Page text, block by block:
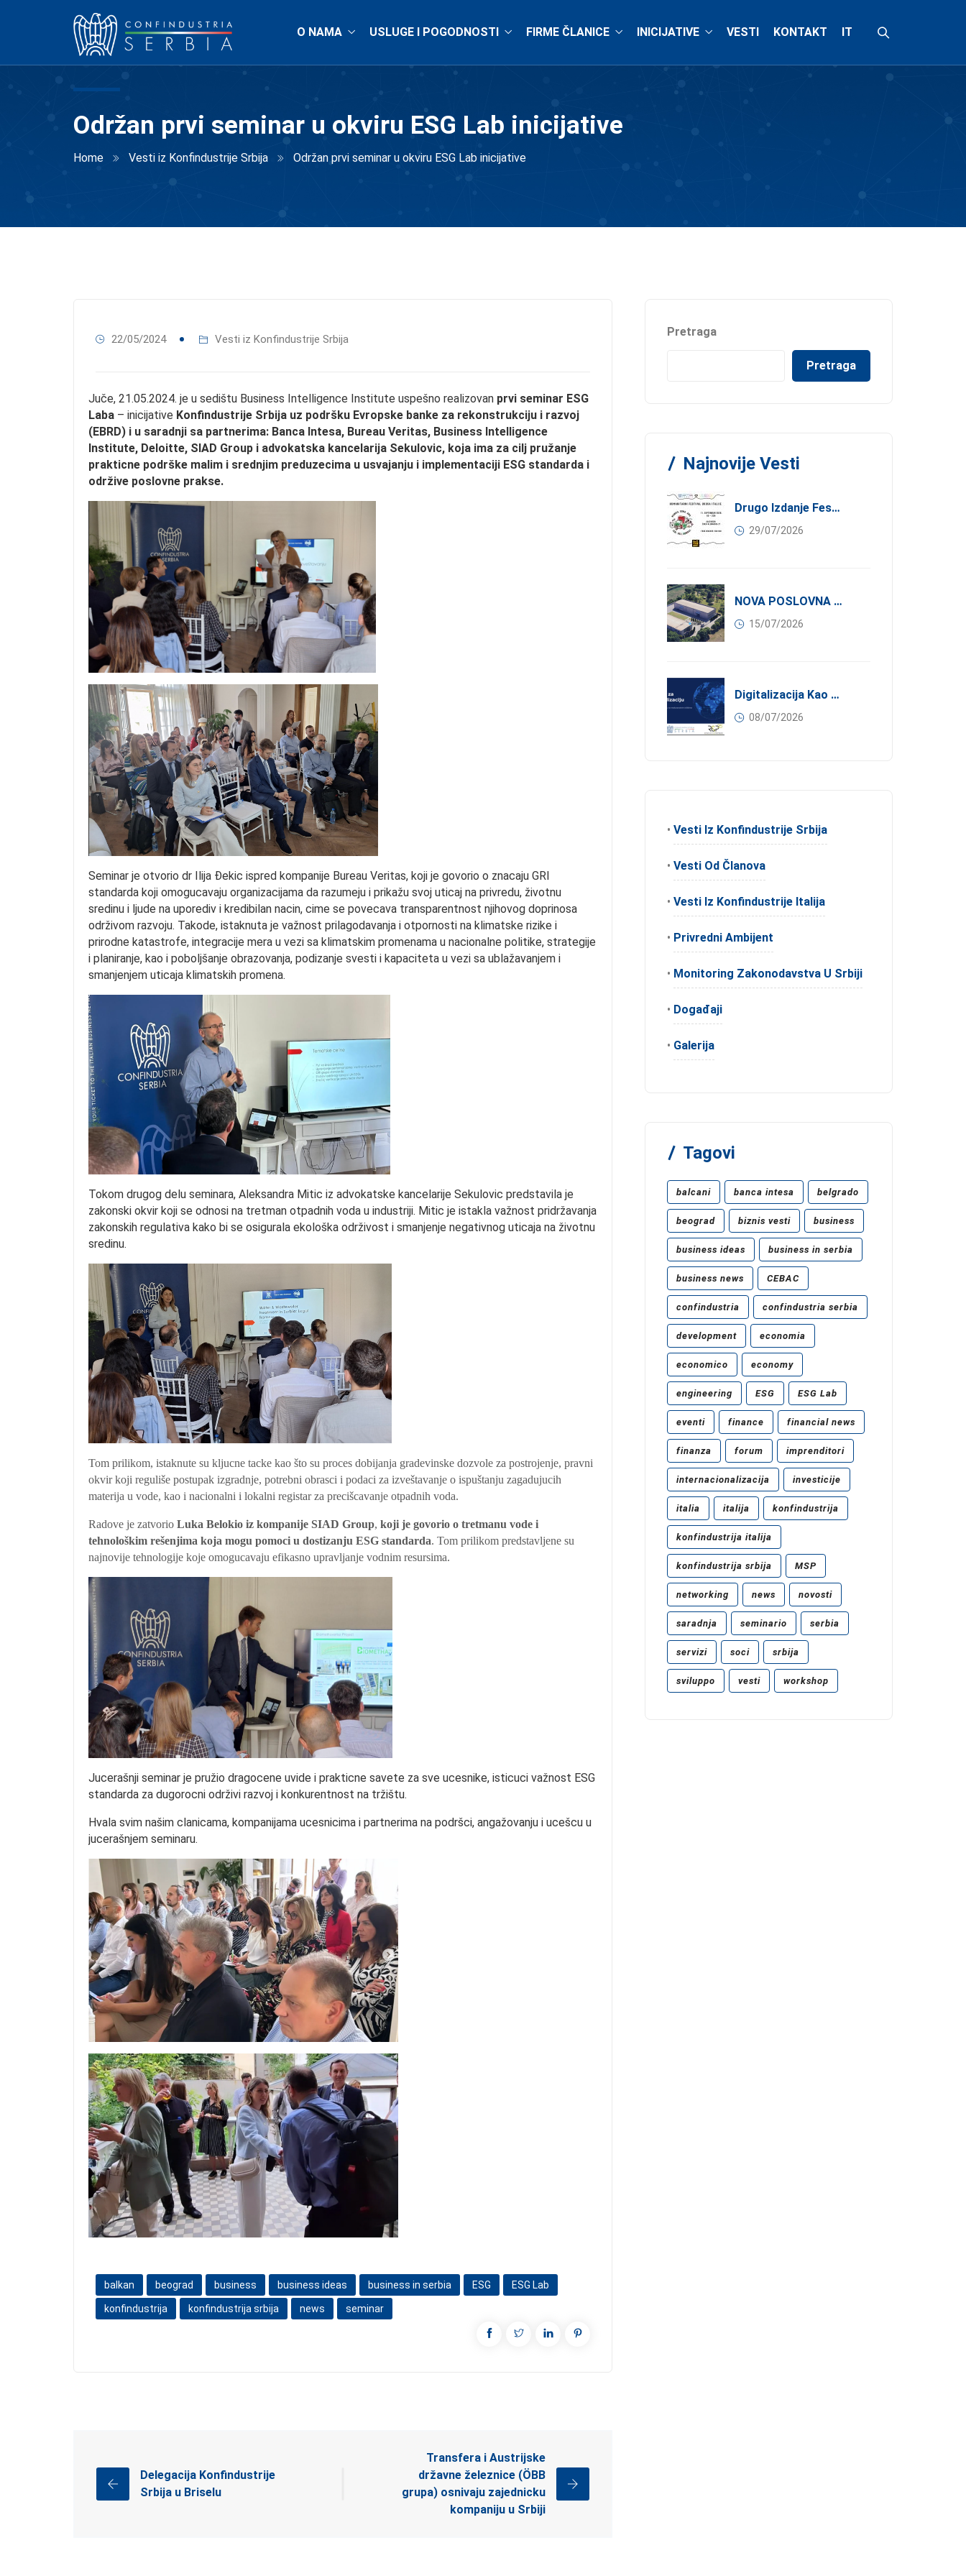
O NAMA USLUGE I POGODNOSTI FIRME ČLANICE INICIJATIVE VESTI KONTAKT IT
Održan prvi seminar u okviru ESG Lab inicijative
Home Vesti iz Konfindustrije Srbija Održan prvi seminar u okviru ESG Lab inicijative
22/05/2024 Vesti iz Konfindustrije Srbija
Juče, 21.05.2024. je u sedištu Business Intelligence Institute uspešno realizovan prvi seminar ESG
Laba – inicijative Konfindustrije Srbija uz podršku Evropske banke za rekonstrukciju i razvoj
(EBRD) i u saradnji sa partnerima: Banca Intesa, Bureau Veritas, Business Intelligence
Institute, Deloitte, SIAD Group i advokatska kancelarija Sekulovic, koja ima za cilj pružanje
prakticne podrške malim i srednjim preduzecima u usvajanju i implementaciji ESG standarda i
održive poslovne prakse.
Seminar je otvorio dr Ilija Ðekic ispred kompanije Bureau Veritas, koji je govorio o znacaju GRI
standarda koji omogucavaju organizacijama da razumeju i prikažu svoj uticaj na privredu, životnu
sredinu i ljude na uporediv i kredibilan nacin, cime se povecava transparentnost njihovog doprinosa
održivom razvoju. Takode, istaknuta je važnost prilagodavanja i otpornosti na klimatske rizike i
prirodne katastrofe, integracije mera u vezi sa klimatskim promenama u nacionalne politike, strategije
i planiranje, kao i poboljšanje obrazovanja, podizanje svesti i kapaciteta u vezi sa ublažavanjem i
smanjenjem uticaja klimatskih promena.
Tokom drugog delu seminara, Aleksandra Mitic iz advokatske kancelarije Sekulovic predstavila je
zakonski okvir koji se odnosi na tretman otpadnih voda u industriji. Mitic je istakla važnost pridržavanja
zakonskih regulativa kako bi se osigurala ekološka održivost i smanjenje negativnog uticaja na životnu
sredinu.
Tom prilikom, istaknute su kljucne tacke kao što su proces dobijanja gradevinske dozvole za postrojenje, pravni
okvir koji reguliše postupak izgradnje, potrebni obrasci i podaci za izveštavanje o ispuštanju zagadujucih
materija u vode, kao i nacionalni i lokalni registar za precišcavanje otpadnih voda.
Radove je zatvorio Luka Belokio iz kompanije SIAD Group, koji je govorio o tretmanu vode i
tehnološkim rešenjima koja mogu pomoci u dostizanju ESG standarda. Tom prilikom predstavljene su
najnovije tehnologije koje omogucavaju efikasno upravljanje vodnim resursima.
Jucerašnji seminar je pružio dragocene uvide i prakticne savete za sve ucesnike, isticuci važnost ESG
standarda za dugorocni održivi razvoj i konkurentnost na tržištu.
Hvala svim našim clanicama, kompanijama ucesnicima i partnerima na podršci, angažovanju i ucešcu u
jucerašnjem seminaru.
balkan beograd business business ideas business in serbia ESG ESG Lab
konfindustrija konfindustrija srbija news seminar
Delegacija Konfindustrije
Srbija u Briselu
Transfera i Austrijske
državne železnice (ÖBB
grupa) osnivaju zajednicku
kompaniju u Srbiji
Pretraga
Pretraga
Najnovije Vesti
Drugo Izdanje Festivala JEDI.VOLI.DONIRAJ: Spoj Gastronomije I Solidarnosti
29/07/2026
NOVA POSLOVNA PRILIKA ZA ČLANOVE KONFINDUSTRIJE SRBIJA: Izdavanje Moderne Industrijske Hale U Pančevu – 1.200 M² U Industrijskoj Zoni
15/07/2026
Digitalizacija Kao Pokretač Internacionalizacije
08/07/2026
• Vesti Iz Konfindustrije Srbija
• Vesti Od Članova
• Vesti Iz Konfindustrije Italija
• Privredni Ambijent
• Monitoring Zakonodavstva U Srbiji
• Događaji
• Galerija
Tagovi
balcani banca intesa belgrado
beograd biznis vesti business
business ideas business in serbia
business news CEBAC
confindustria confindustria serbia
development economia
economico economy
engineering ESG ESG Lab
eventi finance financial news
finanza forum imprenditori
internacionalizacija investicije
italia italija konfindustrija
konfindustrija italija
konfindustrija srbija MSP
networking news novosti
saradnja seminario serbia
servizi soci srbija
sviluppo vesti workshop